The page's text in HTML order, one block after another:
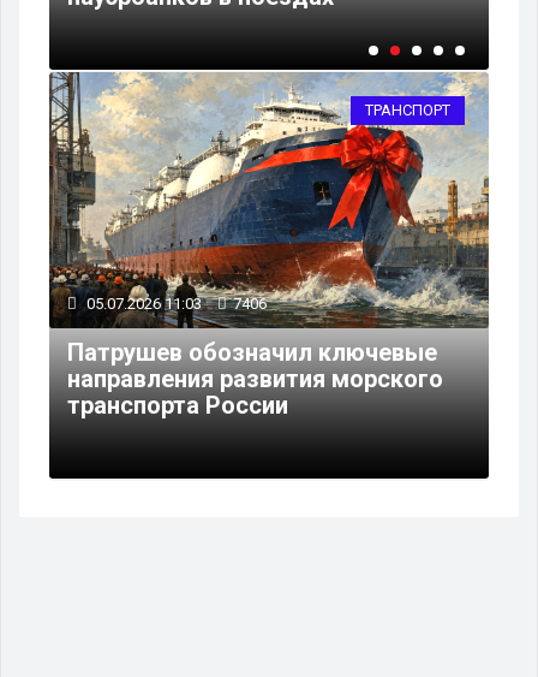
ТРАНСПОРТ
05.07.2026 11:03 7406
Патрушев обозначил ключевые
направления развития морского
транспорта России